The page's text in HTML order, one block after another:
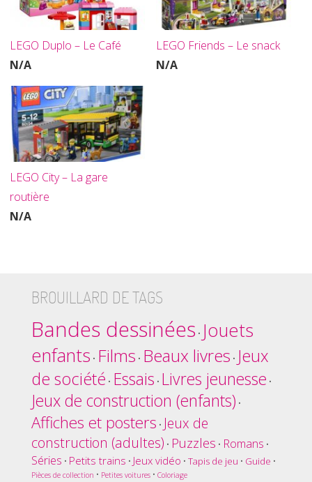
LEGO Duplo – Le Café
N/A
LEGO Friends – Le snack
N/A
LEGO City – La gare
routière
N/A
BROUILLARD DE TAGS
Bandes dessinées• Jouets
enfants • Films • Beaux livres • Jeux
de société • Essais • Livres jeunesse •
Jeux de construction (enfants) •
Affiches et posters • Jeux de
construction (adultes) • Puzzles • Romans •
Séries • Petits trains • Jeux vidéo • Tapis de jeu • Guide •
Pièces de collection • Petites voitures• Coloriage